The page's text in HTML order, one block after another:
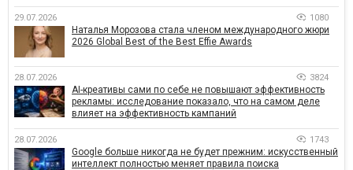
29.07.2026 1080
Наталья Морозова стала членом международного жюри
2026 Global Best of the Best Effie Awards
28.07.2026 3824
AI-креативы сами по себе не повышают эффективность
рекламы: исследование показало, что на самом деле
влияет на эффективность кампаний
28.07.2026 1743
Google больше никогда не будет прежним: искусственный
интеллект полностью меняет правила поиска